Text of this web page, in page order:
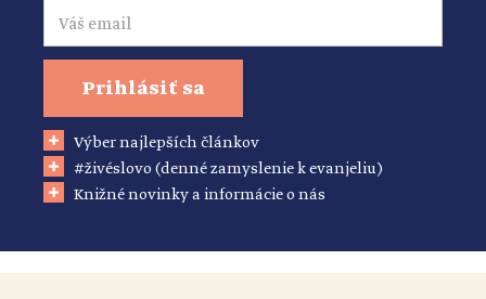
Prihlásiť sa
Výber najlepších článkov
#živéslovo (denné zamyslenie k evanjeliu)
Knižné novinky a informácie o nás